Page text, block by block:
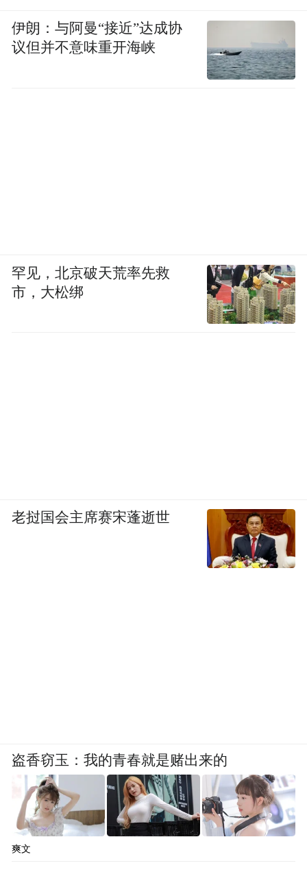
伊朗：与阿曼“接近”达成协
议但并不意味重开海峡
罕见，北京破天荒率先救
市，大松绑
老挝国会主席赛宋蓬逝世
盗香窃玉：我的青春就是赌出来的
爽文